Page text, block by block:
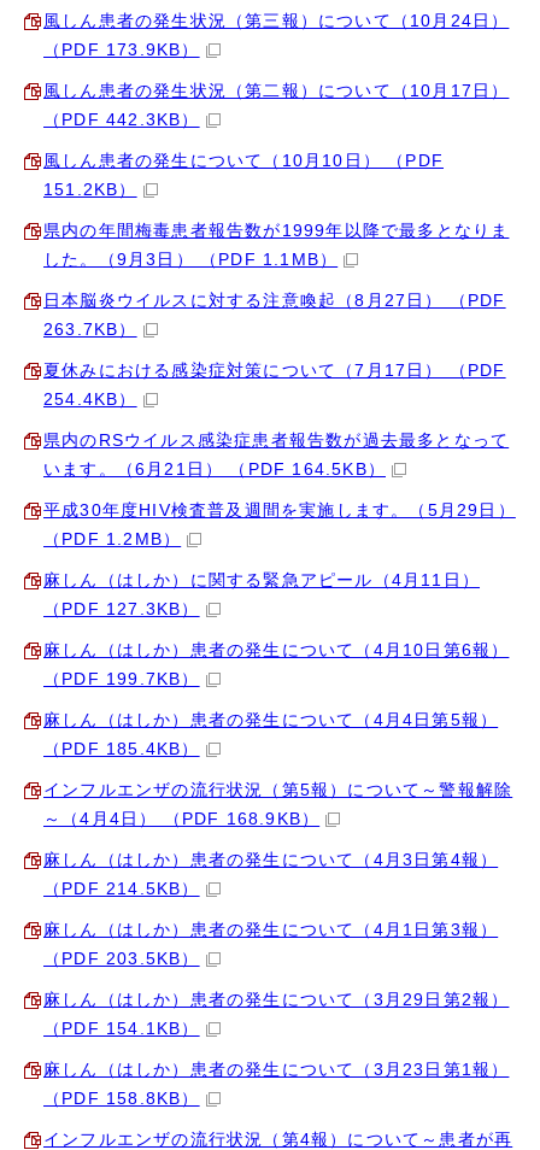
風しん患者の発生状況（第三報）について（10月24日）
（PDF 173.9KB）
風しん患者の発生状況（第二報）について（10月17日）
（PDF 442.3KB）
風しん患者の発生について（10月10日） （PDF
151.2KB）
県内の年間梅毒患者報告数が1999年以降で最多となりま
した。（9月3日） （PDF 1.1MB）
日本脳炎ウイルスに対する注意喚起（8月27日） （PDF
263.7KB）
夏休みにおける感染症対策について（7月17日） （PDF
254.4KB）
県内のRSウイルス感染症患者報告数が過去最多となって
います。（6月21日） （PDF 164.5KB）
平成30年度HIV検査普及週間を実施します。（5月29日）
（PDF 1.2MB）
麻しん（はしか）に関する緊急アピール（4月11日）
（PDF 127.3KB）
麻しん（はしか）患者の発生について（4月10日第6報）
（PDF 199.7KB）
麻しん（はしか）患者の発生について（4月4日第5報）
（PDF 185.4KB）
インフルエンザの流行状況（第5報）について～警報解除
～（4月4日） （PDF 168.9KB）
麻しん（はしか）患者の発生について（4月3日第4報）
（PDF 214.5KB）
麻しん（はしか）患者の発生について（4月1日第3報）
（PDF 203.5KB）
麻しん（はしか）患者の発生について（3月29日第2報）
（PDF 154.1KB）
麻しん（はしか）患者の発生について（3月23日第1報）
（PDF 158.8KB）
インフルエンザの流行状況（第4報）について～患者が再